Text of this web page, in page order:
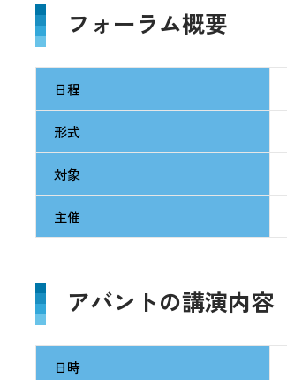
フォーラム概要
日程
形式
対象
主催
アバントの講演内容
日時